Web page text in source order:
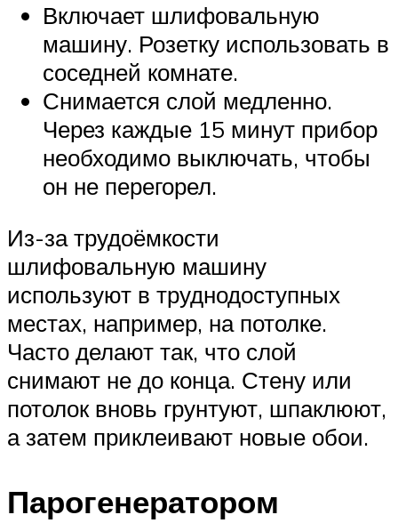
Включает шлифовальную
машину. Розетку использовать в
соседней комнате.
Снимается слой медленно.
Через каждые 15 минут прибор
необходимо выключать, чтобы
он не перегорел.
Из-за трудоёмкости
шлифовальную машину
используют в труднодоступных
местах, например, на потолке.
Часто делают так, что слой
снимают не до конца. Стену или
потолок вновь грунтуют, шпаклюют,
а затем приклеивают новые обои.
Парогенератором